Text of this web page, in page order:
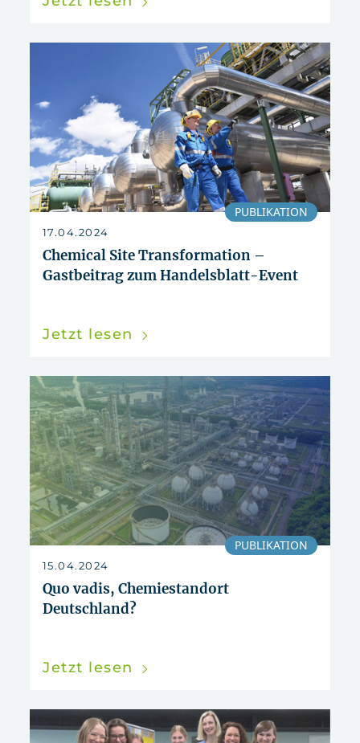
PUBLIKATION
17.04.2024
Chemical Site Transformation –
Gastbeitrag zum Handelsblatt-Event
Jetzt lesen
PUBLIKATION
15.04.2024
Quo vadis, Chemiestandort
Deutschland?
Jetzt lesen